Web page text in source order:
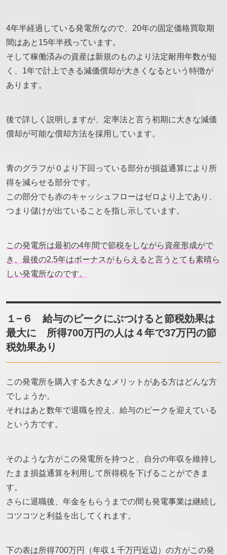
4年半経過している発電所なので、20年の固定価格買取期
間はあと15年半残っています。
そして稼働済みの資産は新規のものより法定耐用年数が短
く、1年で計上できる減価償却が大きくなるという特徴が
あります。
後で詳しく説明しますが、定率法と言う初期に大きな減価
償却が可能な償却方法を採用しています。
青のグラフが０より下回っている部分が損益通算により所
得を減らせる部分です。
この部分でも赤のキャッシュフローはゼロより上であり、
つまり儲けが出ていることを指し示しています。
この発電所は最初の4年間で節税をしながら資産形成がで
き、最後の2.5年はボーナスがもらえると言うとても素晴ら
しい発電所なのです。
１−６ 給与のピークにぶつけると節税効果は
最大に 所得700万円の人は４年で37万円の節
税効果あり
この発電所を購入する大きなメリットがある方はどんな方
でしょうか。
それはあと数年で退職を控え、給与のピークを迎えている
という方です。
そのような方がこの発電所を持つと、自分の年収を維持し
たまま損益通算を利用して所得税を下げることができま
す。
さらに退職後、年金をもらうまでの間も発電事業は継続し
コツコツと利益を出してくれます。
下の表は所得700万円（年収１千万円近辺）の方がこの発